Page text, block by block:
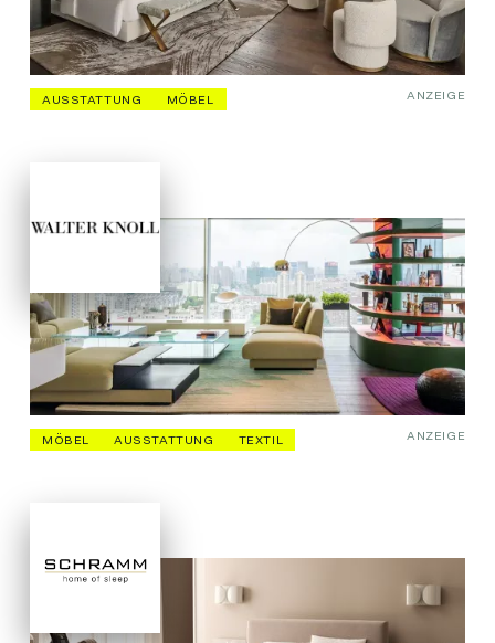
AUSSTATTUNG MÖBEL ANZEIGE
MÖBEL AUSSTATTUNG TEXTIL ANZEIGE